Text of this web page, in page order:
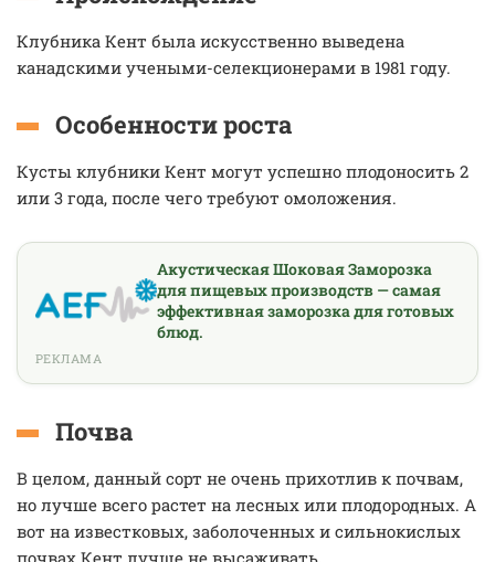
Клубника Кент была искусственно выведена
канадскими учеными-селекционерами в 1981 году.
Особенности роста
Кусты клубники Кент могут успешно плодоносить 2
или 3 года, после чего требуют омоложения.
Акустическая Шоковая Заморозка
для пищевых производств — самая
эффективная заморозка для готовых
блюд.
РЕКЛАМА
Почва
В целом, данный сорт не очень прихотлив к почвам,
но лучше всего растет на лесных или плодородных. А
вот на известковых, заболоченных и сильнокислых
почвах Кент лучше не высаживать.